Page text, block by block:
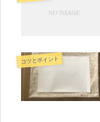
コツとポイント